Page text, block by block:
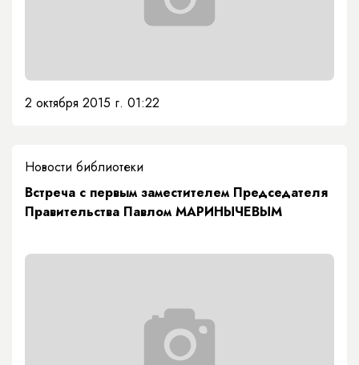
2 октября 2015 г. 01:22
Новости библиотеки
Встреча с первым заместителем Председателя
Правительства Павлом МАРИНЫЧЕВЫМ